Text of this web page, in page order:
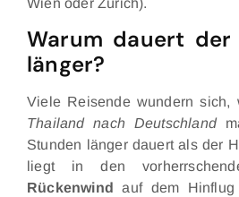
Wien oder Zürich).
Warum dauert
länger?
Viele Reisende wundern sich,
Thailand nach Deutschland
Stunden länger dauert als der
liegt in den
Rückenwind auf dem